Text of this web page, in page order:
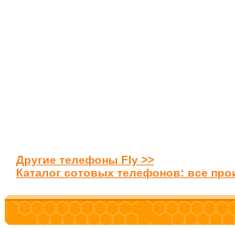
Другие телефоны Fly >>
Каталог сотовых телефонов: все